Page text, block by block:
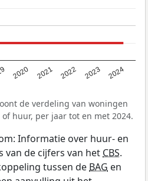
2020 2021 2022 2023 2024
de verdeling van woningen
huur, per jaar tot en met 2024.
Informatie over huur- en
van de cijfers van hetCBS.
tussen deBAG en